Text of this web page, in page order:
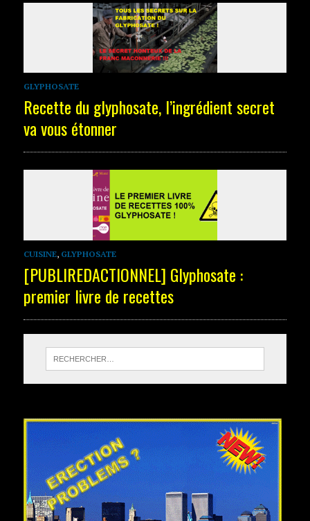
GLYPHOSATE
Recette du glyphosate, l’ingrédient secret
va vous étonner
CUISINE, GLYPHOSATE
[PUBLIREDACTIONNEL] Glyphosate :
premier livre de recettes